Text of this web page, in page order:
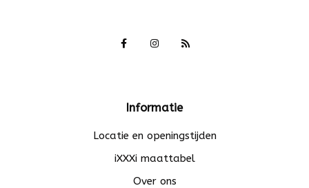
Informatie
Locatie en openingstijden
iXXXi maattabel
Over ons